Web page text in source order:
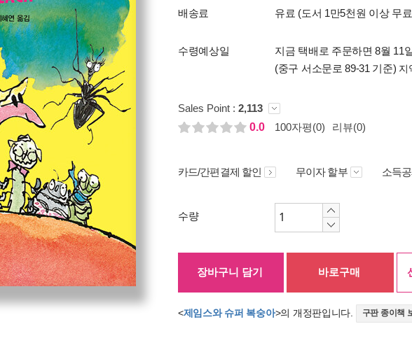
배송료 유료 (도서 1만5천원 이상 무
수령예상일
지금 택배로 주문하면 8월 11
(중구 서소문로 89-31 기준) 지
Sales Point : 2,113
0.0
100자평(0) 리뷰(0)
카드/간편결제 할인 무이자 할부 소득
수량
장바구니 담기 바로구매
<제임스와 슈퍼 복숭아>의 개정판입니다. 구판 종이책